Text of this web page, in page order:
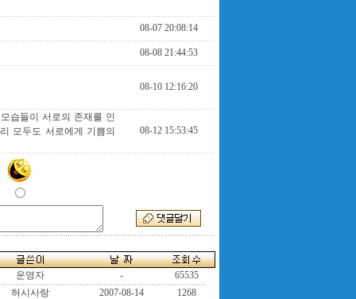
08-07 20:08:14
08-08 21:44:53
08-10 12:16:20
습들이 서로의 존재를 인
모두도 서로에게 기쁨의
08-12 15:53:45
운영자 -
65535
허시사랑
2007-08-14
1268